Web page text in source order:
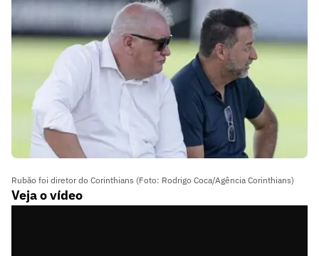
Rubão foi diretor do Corinthians (Foto: Rodrigo Coca/Agência Corinthians)
Veja o vídeo